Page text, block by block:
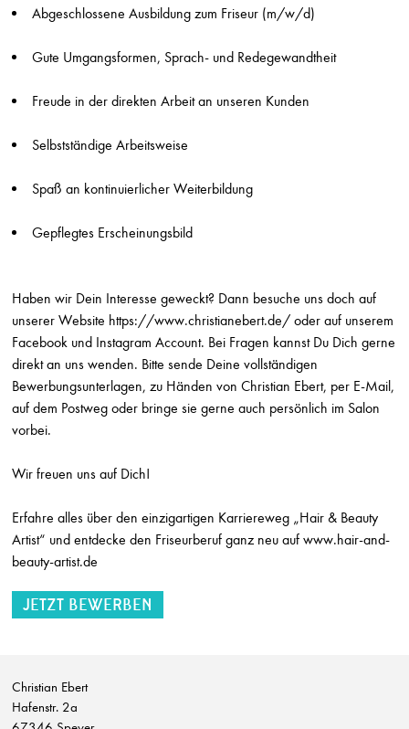
Stuttgart
Die Friseure - Breuninger
Die Friseure - Breuninger
Friseur*in
Berlin
Berlin
Friseur (m/w/d) Teilzeit
Sonja Holzinger
Östringen
Ausbildung Friseur (m/w/d) mit Zusatzqualifikation Hair & Beauty Artist
HLaden Stephan Sundermann
Wittmer Haare & Ästhetik
Deidesheim
Friseurmeister w/m/d auf Vollzeit
Deidesheim
Friseur w/m/d auf Vollzeit
Abgeschlossene Ausbildung zum Friseur (m/w/d)
Gute Umgangsformen, Sprach- und Redegewandtheit
Freude in der direkten Arbeit an unseren Kunden
Selbstständige Arbeitsweise
Spaß an kontinuierlicher Weiterbildung
Gepflegtes Erscheinungsbild
Haben wir Dein Interesse geweckt? Dann besuche uns doch auf
unserer Website https://www.christianebert.de/ oder auf unserem
Facebook und Instagram Account. Bei Fragen kannst Du Dich gerne
direkt an uns wenden. Bitte sende Deine vollständigen
Bewerbungsunterlagen, zu Händen von Christian Ebert, per E-Mail,
auf dem Postweg oder bringe sie gerne auch persönlich im Salon
vorbei.
Wir freuen uns auf Dich!
Erfahre alles über den einzigartigen Karriereweg „Hair & Beauty
Artist“ und entdecke den Friseurberuf ganz neu aufwww.hair-and-
beauty-artist.de
Christian Ebert
Hafenstr. 2a